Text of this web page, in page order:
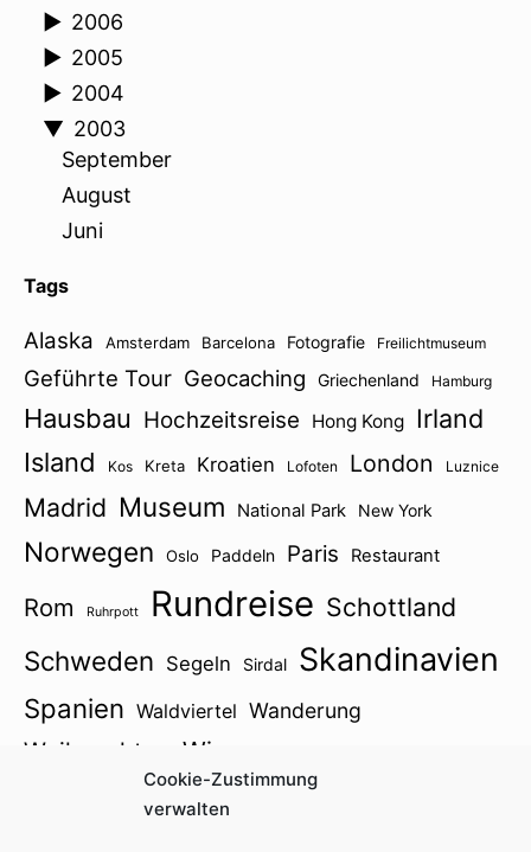
Cookie-Zustimmung
verwalten
► 2006
► 2005
► 2004
▼ 2003
September
August
Juni
Tags
Alaska Amsterdam Barcelona Fotografie Freilichtmuseum
Geführte Tour Geocaching Griechenland Hamburg
Hausbau Hochzeitsreise Hong Kong Irland
Island
Kos Kreta Kroatien Lofoten London Luznice
Madrid Museum National Park New York
Norwegen Oslo Paddeln Paris Restaurant
Rom Ruhrpott Rundreise Schottland
Schweden Segeln Sirdal Skandinavien
Spanien Waldviertel Wanderung
Weihnachten Wien
Österreich2021